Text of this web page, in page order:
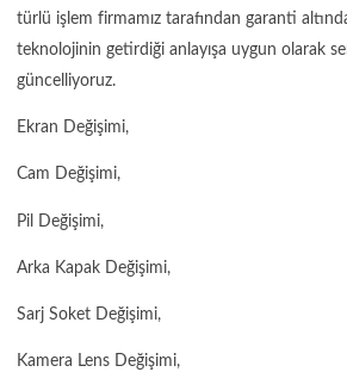
türlü işlem firmamız tarafından garanti
teknolojinin getirdiği anlayışa uygun olarak
güncelliyoruz.
Ekran Değişimi,
Cam Değişimi,
Pil Değişimi,
Arka Kapak Değişimi,
Sarj Soket Değişimi,
Kamera Lens Değişimi,